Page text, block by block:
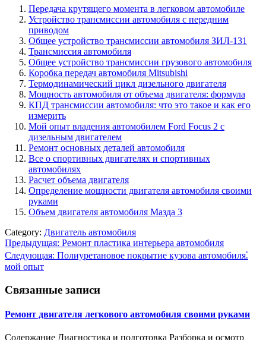
Передача крутящего момента в легковом автомобиле
Устройство трансмиссии автомобиля с передним
приводом
Общее устройство трансмиссии автомобиля ЗИЛ-131
Трансмиссия автомобиля
Общее устройство трансмиссии грузового автомобиля
Коробка передач автомобиля Mitsubishi
Термодинамический цикл дизельного двигателя
Мощность автомобиля от объема двигателя: формула
КПД трансмиссии автомобиля: что это такое и как его
измерить
Мой опыт владения автомобилем Ford Focus 2 с
дизельным двигателем
Ремонт основных деталей автомобиля
Все о спортивных двигателях и спортивных
автомобилях
Расчет объема двигателя
Определение мощности двигателя автомобиля своими
руками
Объем двигателя автомобиля Мазда 3
Category: Двигатель автомобиля
Навигация
по
Предыдущая: Ремонт пластика интерьера автомобиля
Следующая: Полиуретановое покрытие кузова автомобиля⁚
мой опыт
Связанные записи
Ремонт двигателя легкового автомобиля своими руками
Содержание Диагностика и подготовка Разборка и осмотр